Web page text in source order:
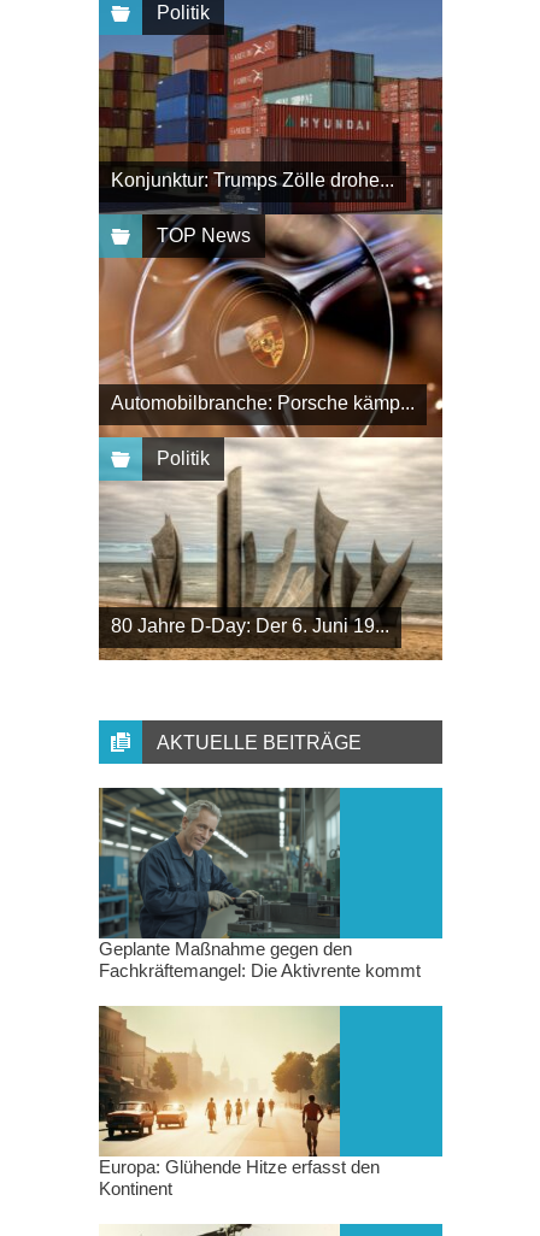
Politik
Konjunktur: Trumps Zölle drohe...
TOP News
Automobilbranche: Porsche kämp...
Politik
80 Jahre D-Day: Der 6. Juni 19...
AKTUELLE BEITRÄGE
Geplante Maßnahme gegen den
Fachkräftemangel: Die Aktivrente kommt
Europa: Glühende Hitze erfasst den
Kontinent